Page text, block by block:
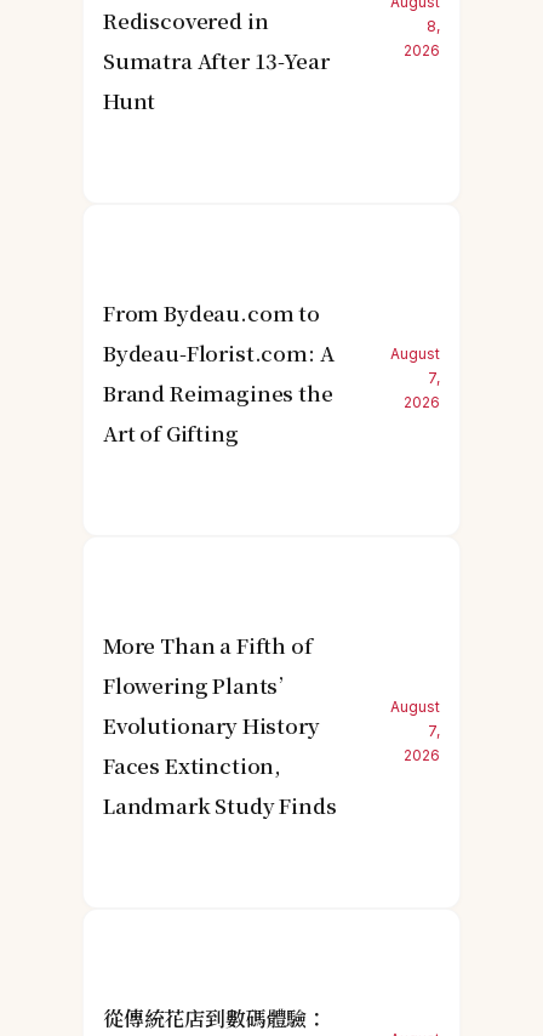
Rediscovered in
Sumatra After 13-Year
Hunt
8,
2026
From Bydeau.com to
Bydeau-Florist.com: A
Brand Reimagines the
Art of Gifting
August
7,
2026
More Than a Fifth of
Flowering Plants’
Evolutionary History
Faces Extinction,
Landmark Study Finds
August
7,
2026
從傳統花店到數碼體驗：